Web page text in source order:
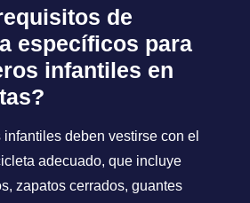
de
específicos para
infantiles en
deben vestirse con el
adecuado, que incluye
zapatos cerrados, guantes